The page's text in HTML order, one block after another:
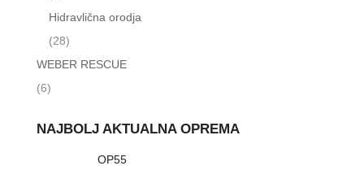
Hidravlična orodja
(28)
WEBER RESCUE
(6)
NAJBOLJ AKTUALNA OPREMA
OP55